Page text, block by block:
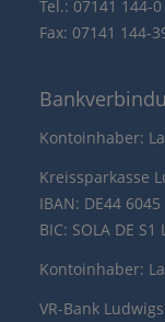
Tel.: 07141 144-0
Fax: 07141 144-
Kontoinhaber:
Kreissparkasse
IBAN: DE44
BIC: SOLA DE S1
Kontoinhaber:
VR-Bank